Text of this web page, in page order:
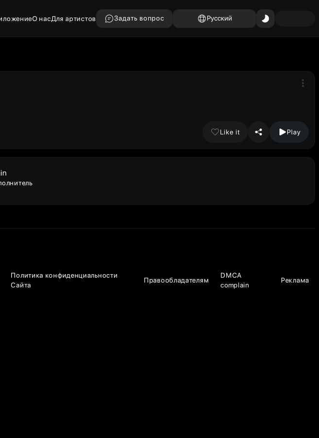
О насДля артистов Задать вопрос Русский
Like it Play
Политика конфиденциальности
Сайта
Правообладателям
DMCA
complain
Реклама